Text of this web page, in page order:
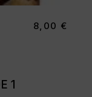
1
8,00 €